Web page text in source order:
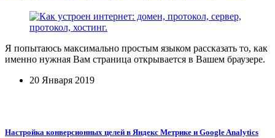
Я попытаюсь максимально простым языком рассказать то, как
именно нужная Вам страница открывается в Вашем браузере.
20 Января 2019
Настройка конверсионных целей в Яндекс Метрике и Google Analytics